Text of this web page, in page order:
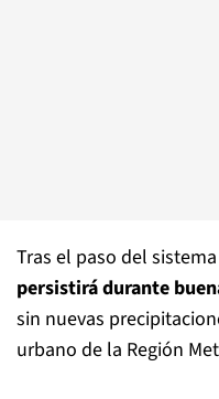
Tras el paso del
persistirá durante
sin nuevas
urbano de la Región